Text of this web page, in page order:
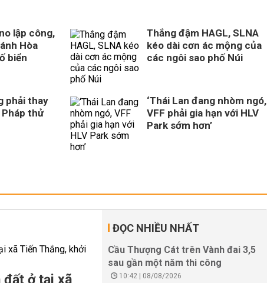
lập công,
Hòa
biển
Thắng đậm HAGL, SLNA
kéo dài cơn ác mộng của
các ngôi sao phố Núi
phải thay
thử
‘Thái Lan đang nhòm ngó,
VFF phải gia hạn với HLV
Park sớm hơn’
đất ở tại xã
ĐỌC NHIỀU NHẤT
Cầu Thượng Cát trên Vành đai 3,5
sau gần một năm thi công
10:42 | 08/08/2026